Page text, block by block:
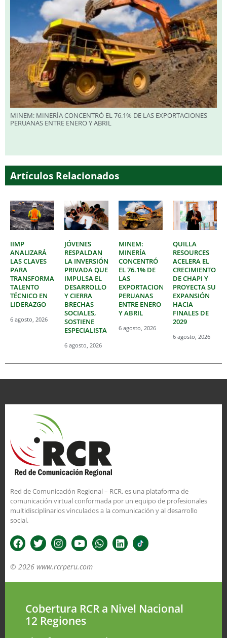
MINEM: MINERÍA CONCENTRÓ EL 76.1% DE LAS EXPORTACIONES
PERUANAS ENTRE ENERO Y ABRIL
Artículos Relacionados
IIMP
ANALIZARÁ
LAS CLAVES
PARA
TRANSFORMAR
TALENTO
TÉCNICO EN
LIDERAZGO
6 agosto, 2026
JÓVENES
RESPALDAN
LA INVERSIÓN
PRIVADA QUE
IMPULSA EL
DESARROLLO
Y CIERRA
BRECHAS
SOCIALES,
SOSTIENE
ESPECIALISTA
6 agosto, 2026
MINEM:
MINERÍA
CONCENTRÓ
EL 76.1% DE
LAS
EXPORTACIONES
PERUANAS
ENTRE ENERO
Y ABRIL
6 agosto, 2026
QUILLA
RESOURCES
ACELERA EL
CRECIMIENTO
DE CHAPI Y
PROYECTA SU
EXPANSIÓN
HACIA
FINALES DE
2029
6 agosto, 2026
Red de Comunicación Regional – RCR, es una plataforma de
comunicación virtual conformada por un equipo de profesionales
multidisciplinarios vinculados a la comunicación y al desarrollo
social.
© 2026 www.rcrperu.com
Cobertura RCR a Nivel Nacional
12 Regiones